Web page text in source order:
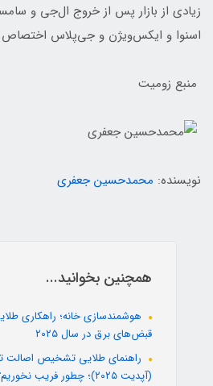
زیادی از بازار پس از خروج ال‌جی و
اسنوا و ایکس‌ویژن و جی‌پلاس اختصاص
منبع زومیت
نویسنده: محمدحسین جعفری
همچنین بخوانید...
هوشمندسازی خانه؛ راهکاری
قبض‌های برق در سال ۲۰۲۵
راهنمای طلایی تشخیص اصالت
(آپدیت ۲۰۲۵)؛ چطور فریب نخوریم؟